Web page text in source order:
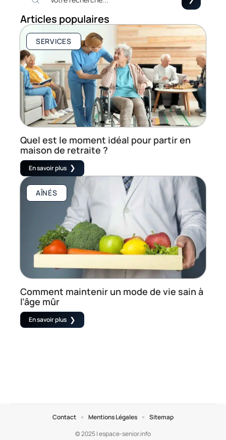
Articles populaires
SERVICES
Quel est le moment idéal pour partir en
maison de retraite ?
En savoir plus
AÎNÉS
Comment maintenir un mode de vie sain à
l’âge mûr
En savoir plus
© 2025 | espace-senior.info
Contact Mentions Légales Sitemap